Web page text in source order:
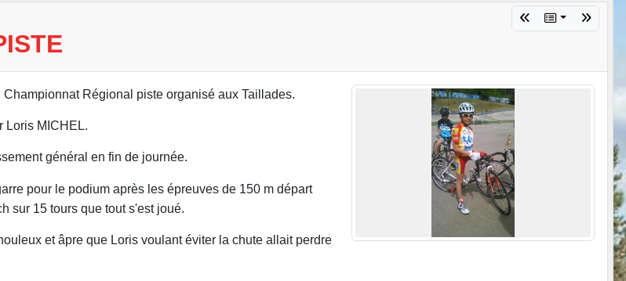
Régional piste organisé aux Taillades.
Loris MICHEL.
général en fin de journée.
pour le podium après les épreuves de 150 m départ
sur 15 tours que tout s'est joué.
et âpre que Loris voulant éviter la chute allait perdre